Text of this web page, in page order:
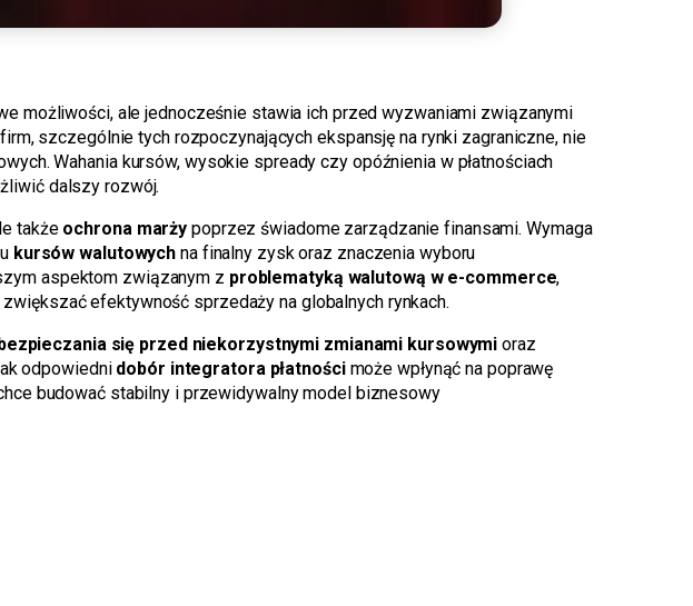
możliwości, ale jednocześnie stawia ich przed wyzwaniami związanymi
szczególnie tych rozpoczynających ekspansję na rynki zagraniczne, nie
Wahania kursów, wysokie spready czy opóźnienia w płatnościach
dalszy rozwój.
także ochrona marży poprzez świadome zarządzanie finansami. Wymaga
kursów walutowych na finalny zysk oraz znaczenia wyboru
aspektom związanym z problematyką walutową w e-commerce,
efektywność sprzedaży na globalnych rynkach.
się przed niekorzystnymi zmianami kursowymi oraz
odpowiedni dobór integratora płatnościmoże wpłynąć na poprawę
budować stabilny i przewidywalny model biznesowy